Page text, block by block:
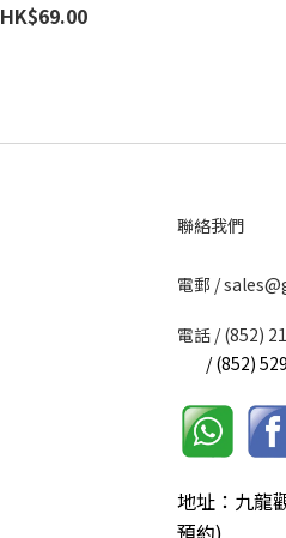
HK$69.00
聯絡我們
電郵 /
電話 / (852)
/ (852)
地址：九龍
預約)